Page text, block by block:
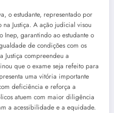
o estudante, representado por
Justiça. A ação judicial visou
garantindo ao estudante o
de condições com os
Justiça compreendeu a
que o exame seja refeito para
uma vitória importante
deficiência e reforça a
atuem com maior diligência
a acessibilidade e a equidade.